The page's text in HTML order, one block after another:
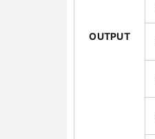
OUTPUT